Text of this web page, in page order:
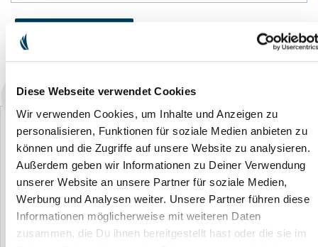
Diese Webseite verwendet Cookies
Wir verwenden Cookies, um Inhalte und Anzeigen zu
personalisieren, Funktionen für soziale Medien anbieten zu
können und die Zugriffe auf unsere Website zu analysieren.
Außerdem geben wir Informationen zu Deiner Verwendung
unserer Website an unsere Partner für soziale Medien,
Werbung und Analysen weiter. Unsere Partner führen diese
Informationen möglicherweise mit weiteren Daten
zusammen, die Du ihnen bereitgestellt hast oder die sie im
Disponibilité : immédiatement disponible
Hans Raab Nettoyant
concentré
0.00 €
Baume nourissant
naturel Carnauba
0.00 €
ERA Système Basic
0.00 €